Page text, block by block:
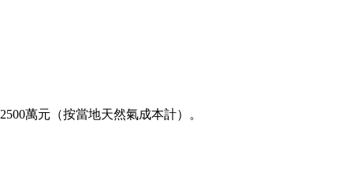
2500萬元（按當地天然氣成本計）。